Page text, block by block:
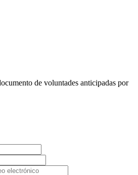
de voluntades anticipadas por